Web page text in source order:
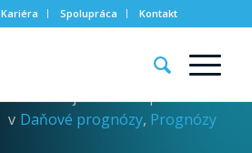
Kariéra Spolupráca Kontakt
v Daňové prognózy, Prognózy